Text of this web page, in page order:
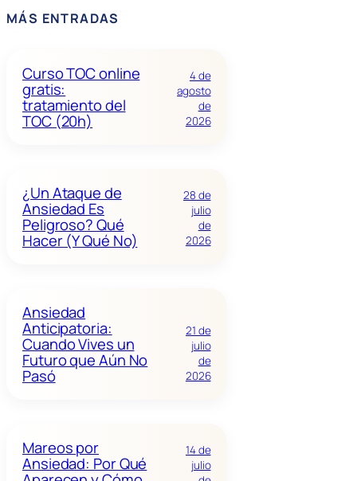
MÁS ENTRADAS
Curso TOC online
gratis:
tratamiento del
TOC (20h)
4 de
agosto
de
2026
¿Un Ataque de
Ansiedad Es
Peligroso? Qué
Hacer (Y Qué No)
28 de
julio
de
2026
Ansiedad
Anticipatoria:
Cuando Vives un
Futuro que Aún No
Pasó
21 de
julio
de
2026
Mareos por
Ansiedad: Por Qué
14 de
julio